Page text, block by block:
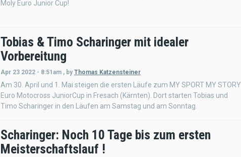
Moly Euro Junior Cup!
Tobias & Timo Scharinger mit idealer
Vorbereitung
Apr 23 2022 - 8:51am , by Thomas Katzensteiner
Am 30. April und 1. Mai steigen die ersten Läufe zum MY SPORT MY STORY
Euro Motocross JuniorCup in Fresach (Kärnten). Dort starten Tobias und
Timo Scharinger in den Läufen am Samstag und am Sonntag.
Scharinger: Noch 10 Tage bis zum ersten
Meisterschaftslauf !